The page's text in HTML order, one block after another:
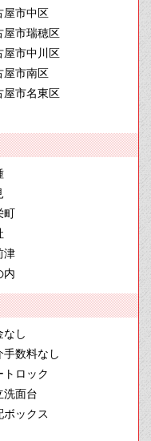
屋市中区
屋市瑞穂区
屋市中川区
屋市南区
屋市名東区
町
津
内
なし
手数料なし
トロック
洗面台
ボックス